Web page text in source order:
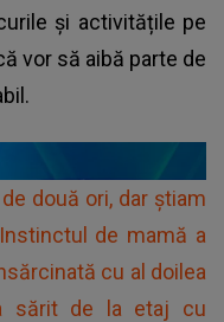
și activitățile pe
vor să aibă parte de
două ori, dar știam
de mamă a
cu al doilea
sărit de la etaj cu